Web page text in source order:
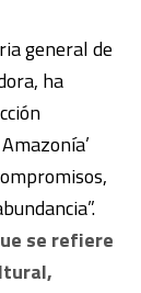
general de
ha
se refiere